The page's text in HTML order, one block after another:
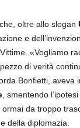
oltre allo slogan
e
«Vogliamo
di verità
Bonfietti, aveva
, smentendo
da troppo
della diplomazia.